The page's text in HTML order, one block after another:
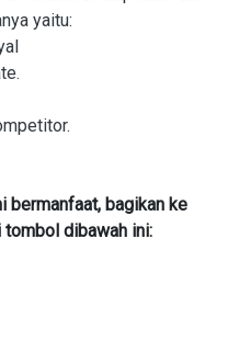
yaitu:
bermanfaat, bagikan ke
dibawah ini: